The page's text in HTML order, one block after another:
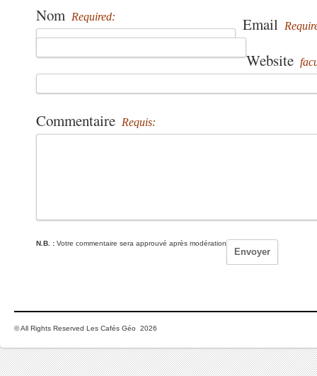
Nom Required: Email
Website
Commentaire Requis:
N.B. : Votre commentaire sera approuvé après modération
© All Rights Reserved Les Cafés Géo 2026